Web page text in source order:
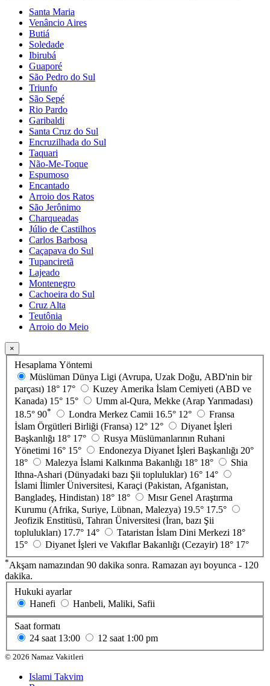
Santa Maria
Venâncio Aires
Butiá
Soledade
Ibirubá
Guaporé
São Pedro do Sul
Triunfo
São Sepé
Rio Pardo
Garibaldi
Santa Cruz do Sul
Encruzilhada do Sul
Taquari
Não-Me-Toque
Espumoso
Encantado
Arroio dos Ratos
São Jerônimo
Charqueadas
Júlio de Castilhos
Carlos Barbosa
Caçapava do Sul
Tupanciretã
Lajeado
Montenegro
Cachoeira do Sul
Cruz Alta
Teutônia
Arroio do Meio
×
Hesaplama Yöntemi
Müslüman Dünya Ligi (Avrupa, Uzak Doğu, ABD'nin bir
parçası) 18° 17°
Kuzey Amerika İslam Cemiyeti (ABD ve
Kanada) 15° 15°
Umm al-Qura, Mekke (Arap Yarımadası)
18.5° 90* Londra Merkez Camii 16.5° 12°
Fransa
İslam Örgütleri Birliği (Fransa) 12° 12°
Diyanet İşleri
Başkanlığı 18° 17°
Rusya Müslümanlarının Ruhani
Yönetimi 16° 15° Endonezya Diyanet İşleri Başkanlığı 20°
18°
Malezya İslami Kalkınma Bakanlığı 18° 18°
Shia
Ithna-Ashari (Dünyadaki bazı Şii topluluklar) 16° 14°
İslami İlimler Üniversitesi, Karaçi (Pakistan, Afganistan,
Bangladeş, Hindistan) 18° 18°
Mısır Genel Araştırma
Kurumu (Afrika, Suriye, Lübnan, Malezya) 19.5° 17.5°
Jeofizik Enstitüsü, Tahran Üniversitesi (İran, bazı Şii
toplulukları) 17.7° 14° Tataristan İslam Dini Merkezi 18°
15°
Diyanet İşleri ve Vakıflar Bakanlığı (Cezayir) 18° 17°
*Akşam namazından 90 dakika sonra. Ramazan ayı boyunca - 120
dakika.
Hukuki ayarlar
Hanefi
Hanbeli, Maliki, Safii
Saat formatı
24 saat 13:00 12 saat 1:00 pm
© 2026 Namaz Vakitleri
Islami Takvim